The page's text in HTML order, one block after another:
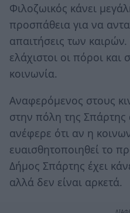
Φιλοζωικός κάνει
προσπάθεια για να
απαιτήσεις των
ελάχιστοι οι πόροι και
κοινωνία.
Αναφερόμενος στους
στην πόλη της
ανέφερε ότι αν η
ευαισθητοποιηθεί το
Δήμος Σπάρτης έχει
αλλά δεν είναι αρκετά.